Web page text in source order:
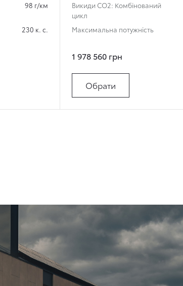
98 г/км
230 к. с.
Викиди СО2: Комбінований
цикл
Максимальна потужність
1 978 560 грн
Обрати